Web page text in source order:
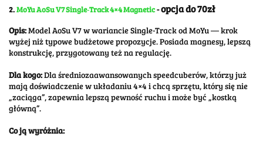
2.MoYu AoSu V7 Single‑Track 4×4 Magnetic-opcja do 70zł
Opis:Model AoSu V7 w wariancie Single-Track od MoYu — krok
wyżej niż typowe budżetowe propozycje. Posiada magnesy, lepszą
konstrukcję, przygotowany też na regulację.
Dla kogo:Dla średniozaawansowanych speedcuberów, którzy już
mają doświadczenie w układaniu 4×4 i chcą sprzętu, który się nie
„zaciąga”, zapewnia lepszą pewność ruchu i może być „kostką
główną”.
Co ją wyróżnia: